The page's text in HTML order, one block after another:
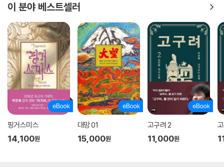
이 분야 베스트셀러
핑거스미스
14,100원
대망 01
15,000원
고구려 2
11,000원